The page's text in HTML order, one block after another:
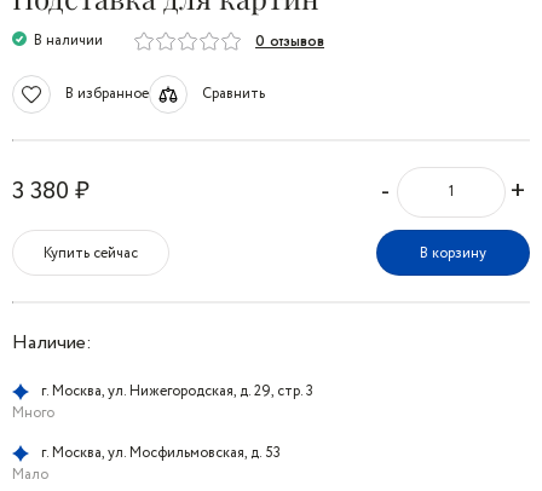
В наличии 0 отзывов
В избранное Сравнить
3 380 ₽ - +
Купить сейчас В корзину
Наличие:
г. Москва, ул. Нижегородская, д. 29, стр. 3
Много
г. Москва, ул. Мосфильмовская, д. 53
Мало